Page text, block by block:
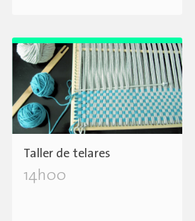
Taller de telares
14h00